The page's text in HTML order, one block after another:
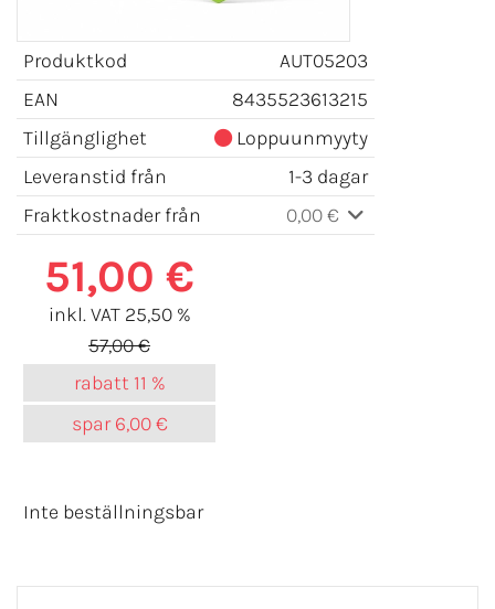
Produktkod
AUT05203
EAN
8435523613215
Tillgänglighet
Loppuunmyyty
Leveranstid från
1-3 dagar
Fraktkostnader från
0,00 €
51,00 €
inkl. VAT 25,50 %
57,00 €
rabatt 11 %
spar 6,00 €
Inte beställningsbar